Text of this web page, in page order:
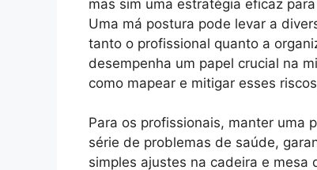
mas sim uma estratégia eficaz
Uma má postura pode levar a
tanto o profissional quanto a
desempenha um papel crucial na
como mapear e mitigar esses
Para os profissionais, manter uma
série de problemas de saúde,
simples ajustes na cadeira e mesa